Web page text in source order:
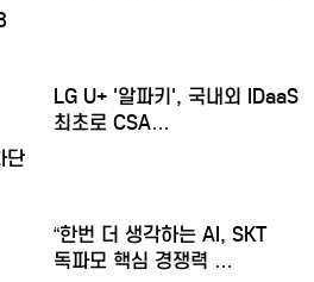
LG U+ '알파키', 국내외 IDaaS
최초로 CSA…
단
“한번 더 생각하는 AI, SKT
독파모 핵심 경쟁력 …